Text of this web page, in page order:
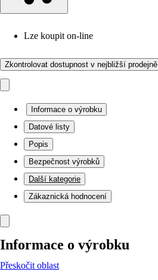
Lze koupit on-line
Zkontrolovat dostupnost v nejbližší prodejně
Informace o výrobku
Datové listy
Popis
Bezpečnost výrobků
Další kategorie
Zákaznická hodnocení
Informace o výrobku
Přeskočit oblast